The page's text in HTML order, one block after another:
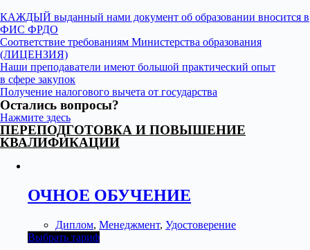
КАЖДЫЙ выданный нами документ об образовании вносится в
ФИС ФРДО
Соответствие требованиям Министерства образования
(ЛИЦЕНЗИЯ)
Наши преподаватели имеют большой практический опыт
в сфере закупок
Получение налогового вычета от государства
Остались вопросы?
Нажмите здесь
ПЕРЕПОДГОТОВКА И ПОВЫШЕНИЕ
КВАЛИФИКАЦИИ
ОЧНОЕ ОБУЧЕНИЕ
Диплом, Менеджмент, Удостоверение
Выбрать тариф